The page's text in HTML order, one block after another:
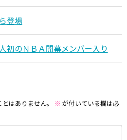
登場
初のＮＢＡ開幕メンバー入り
はありません。 ※ が付いている欄は必